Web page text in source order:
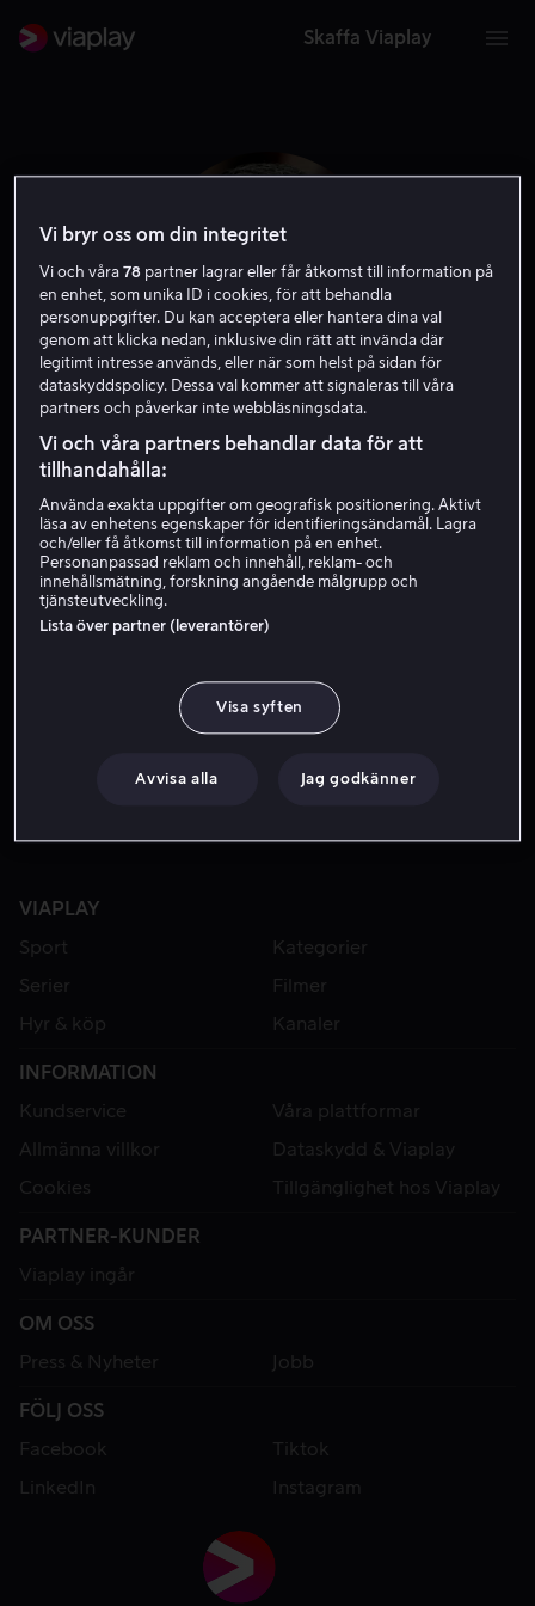
Skaffa Viaplay
Ryan Giggs
VIAPLAY
Sport
Kategorier
Serier
Filmer
Hyr & köp
Kanaler
INFORMATION
Kundservice
Våra plattformar
Allmänna villkor
Dataskydd & Viaplay
Cookies
Tillgänglighet hos Viaplay
PARTNER-KUNDER
Viaplay ingår
OM OSS
Press & Nyheter
Jobb
FÖLJ OSS
Facebook
Tiktok
LinkedIn
Instagram
Vi bryr oss om din integritet
Vi och våra78 partner lagrar eller får åtkomst till information på
en enhet, som unika ID i cookies, för att behandla
personuppgifter. Du kan acceptera eller hantera dina val
genom att klicka nedan, inklusive din rätt att invända där
legitimt intresse används, eller när som helst på sidan för
dataskyddspolicy. Dessa val kommer att signaleras till våra
partners och påverkar inte webbläsningsdata.
Vi och våra partners behandlar data för att
tillhandahålla:
Använda exakta uppgifter om geografisk positionering. Aktivt
läsa av enhetens egenskaper för identifieringsändamål. Lagra
och/eller få åtkomst till information på en enhet.
Personanpassad reklam och innehåll, reklam- och
innehållsmätning, forskning angående målgrupp och
tjänsteutveckling.
Lista över partner (leverantörer)
Visa syften
Avvisa alla Jag godkänner